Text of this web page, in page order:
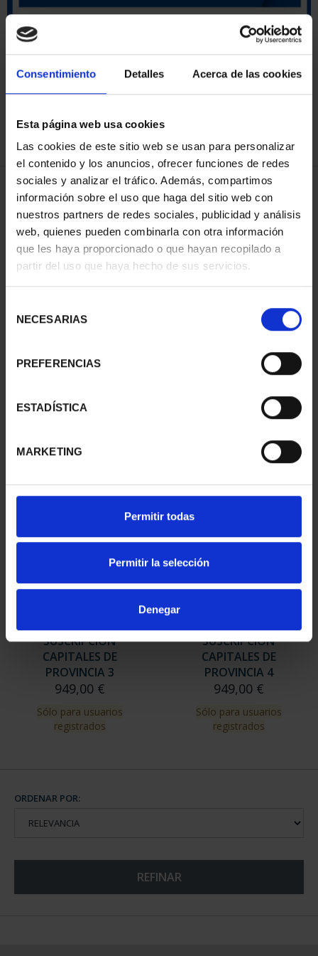
Consentimiento Detalles Acerca de las cookies
Esta página web usa cookies
Las cookies de este sitio web se usan para personalizar
el contenido y los anuncios, ofrecer funciones de redes
sociales y analizar el tráfico. Además, compartimos
información sobre el uso que haga del sitio web con
nuestros partners de redes sociales, publicidad y análisis
web, quienes pueden combinarla con otra información
que les haya proporcionado o que hayan recopilado a
partir del uso que haya hecho de sus servicios.
NECESARIAS
PREFERENCIAS
ESTADÍSTICA
MARKETING
Permitir todas
Permitir la selección
Denegar
REFINAR
4 Productos encontrados
PROVINCIA 1
Sólo para usuarios
SUSCRIPCIÓN
CAPITALES DE
PROVINCIA 2
Sólo para usuarios
registrados
SUSCRIPCIÓN
CAPITALES DE
PROVINCIA 3
949,00 €
Sólo para usuarios
registrados
SUSCRIPCIÓN
CAPITALES DE
PROVINCIA 4
949,00 €
Sólo para usuarios
registrados
ORDENAR POR:
REFINAR